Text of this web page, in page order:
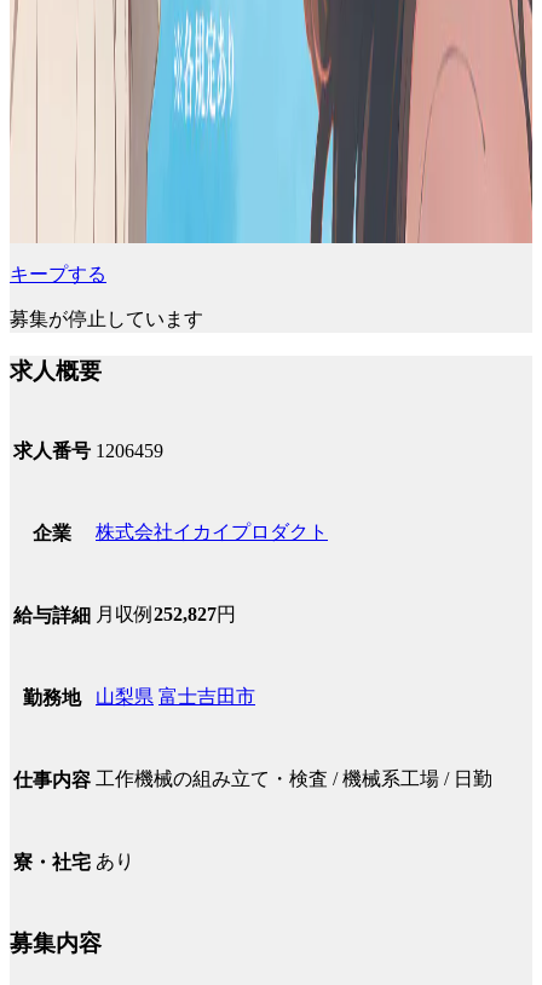
キープする
募集が停止しています
求人概要
求人番号 1206459
企業 株式会社イカイプロダクト
給与詳細 月収例 252,827円
勤務地 山梨県 富士吉田市
仕事内容 工作機械の組み立て・検査 / 機械系工場 / 日勤
寮・社宅 あり
募集内容